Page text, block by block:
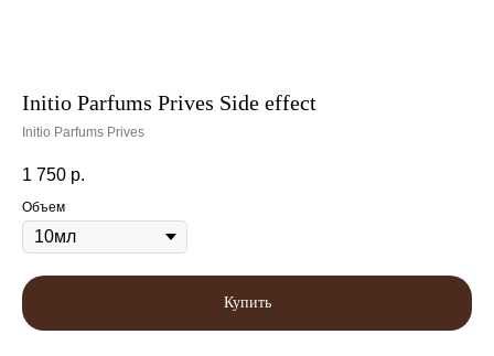
Initio Parfums Prives Side effect
Initio Parfums Prives
1 750 р.
Объем
Купить